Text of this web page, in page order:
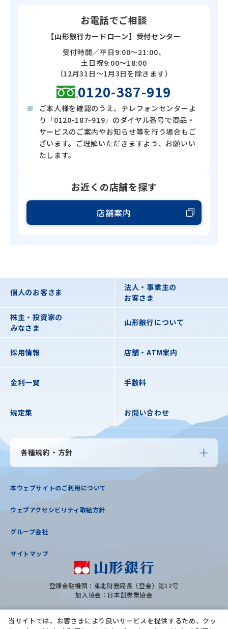
当サイトでは、お客さまにより良いサービスを提供するため、クッ
お電話でご相談
【山形銀行カードローン】受付センター
受付時間／平日9:00～21:00、
土日祝9:00～18:00
（12月31日～1月3日を除きます）
0120-387-919
ご本人様を確認のうえ、テレフォンセンターよ
り「0120-187-919」のダイヤル番号で商品・
サービスのご案内やお知らせ等を行う場合もご
ざいます。ご理解いただきますよう、お願いい
たします。
お近くの店舗を探す
店舗案内
個人のお客さま
法人・事業主の
お客さま
株主・投資家の
みなさま
山形銀行について
採用情報 店舗・ATM案内
金利一覧 手数料
規定集 お問い合わせ
各種規約・方針
登録金融機関：東北財務局長（登金）第12号
加入協会：日本証券業協会
本ウェブサイトのご利用について
ウェブアクセシビリティ取組方針
グループ会社
サイトマップ